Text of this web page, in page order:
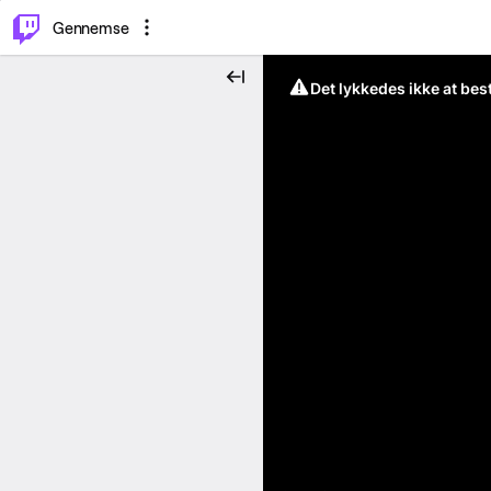
Gennemse
Det lykkedes ikke at